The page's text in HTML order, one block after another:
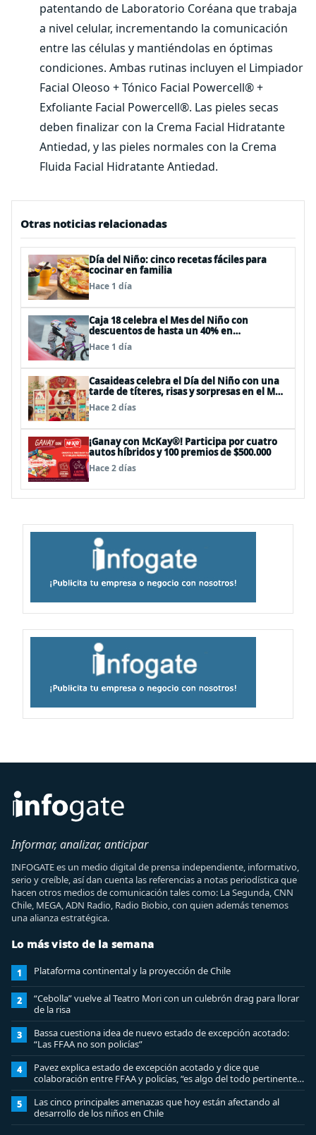
patentando de Laboratorio Coréana que trabaja
a nivel celular, incrementando la comunicación
entre las células y mantiéndolas en óptimas
condiciones. Ambas rutinas incluyen el Limpiador
Facial Oleoso + Tónico Facial Powercell® +
Exfoliante Facial Powercell®. Las pieles secas
deben finalizar con la Crema Facial Hidratante
Antiedad, y las pieles normales con la Crema
Fluida Facial Hidratante Antiedad.
Otras noticias relacionadas
Día del Niño: cinco recetas fáciles para
cocinar en familia
Hace 1 día
Caja 18 celebra el Mes del Niño con
descuentos de hasta un 40% en
panoramas, cine, shows y streaming
Hace 1 día
Casaideas celebra el Día del Niño con una
tarde de títeres, risas y sorpresas en el Mall
Plaza Vespucio
Hace 2 días
¡Ganay con McKay®! Participa por cuatro
autos híbridos y 100 premios de $500.000
Hace 2 días
Informar, analizar, anticipar
INFOGATE es un medio digital de prensa independiente, informativo,
serio y creíble, así dan cuenta las referencias a notas periodística que
hacen otros medios de comunicación tales como: La Segunda, CNN
Chile, MEGA, ADN Radio, Radio Biobio, con quien además tenemos
una alianza estratégica.
Lo más visto de la semana
1 Plataforma continental y la proyección de Chile
2
“Cebolla” vuelve al Teatro Mori con un culebrón drag para llorar
de la risa
3
Bassa cuestiona idea de nuevo estado de excepción acotado:
“Las FFAA no son policías”
4
Pavez explica estado de excepción acotado y dice que
colaboración entre FFAA y policías, “es algo del todo pertinente
analizar”
5
Las cinco principales amenazas que hoy están afectando al
desarrollo de los niños en Chile